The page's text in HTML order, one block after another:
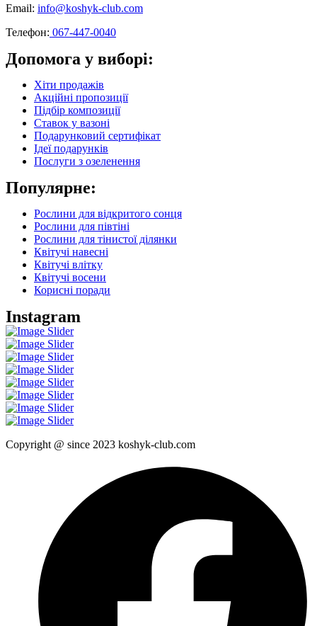
Email: info@koshyk-club.com
Телефон: 067-447-0040
Допомога у виборі:
Хіти продажів
Акційні пропозиції
Підбір композиції
Ставок у вазоні
Подарунковий сертифікат
Ідеї подарунків
Послуги з озеленення
Популярне:
Рослини для відкритого сонця
Рослини для півтіні
Рослини для тінистої ділянки
Квітучі навесні
Квітучі влітку
Квітучі восени
Корисні поради
Instagram
Copyright @ since 2023 koshyk-club.com